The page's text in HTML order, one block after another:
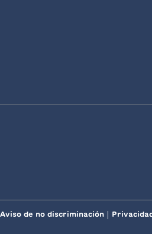
Aviso de no discriminación